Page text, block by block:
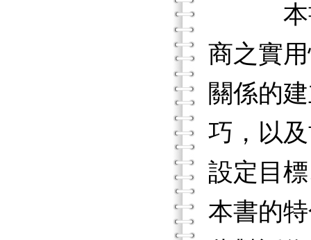
本書
商之實
關係的
巧，以
設定目
本書的